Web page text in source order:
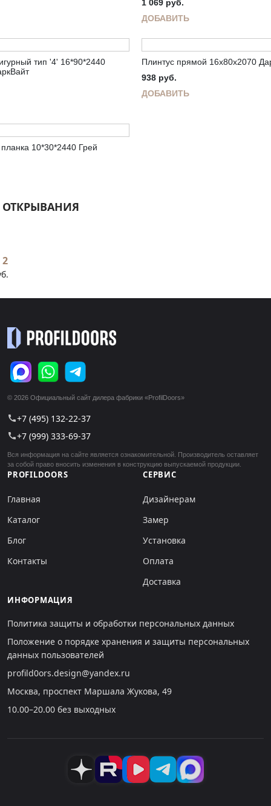
1 069 руб.
ДОБАВИТЬ
тип '4' 16*90*2440
Плинтус прямой 16х80х2070
938 руб.
ДОБАВИТЬ
10*30*2440 Грей
© 2026 Официальный сайт дилера фабрики «ProfilDoors»
call+7 (495) 132-22-37
call+7 (999) 333-69-37
Вся информация на сайте является ознакомительной. Производитель оставляет
за собой право вносить изменения в конструкцию выпускаемой продукции.
PROFILDOORS
Главная
Каталог
Блог
Контакты
СЕРВИС
Дизайнерам
Замер
Установка
Оплата
Доставка
ИНФОРМАЦИЯ
Политика защиты и обработки персональных данных
Положение о порядке хранения и защиты персональных
данных пользователей
profild0ors.design@yandex.ru
Москва, проспект Маршала Жукова, 49
10.00–20.00 без выходных